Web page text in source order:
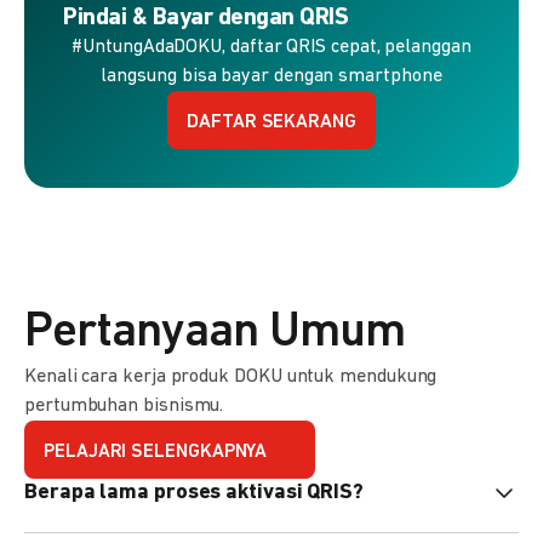
Pindai & Bayar dengan QRIS
#UntungAdaDOKU, daftar QRIS cepat, pelanggan
langsung bisa bayar dengan smartphone
DAFTAR SEKARANG
Pertanyaan Umum
Kenali cara kerja produk DOKU untuk mendukung
pertumbuhan bisnismu.
PELAJARI SELENGKAPNYA
Berapa lama proses aktivasi QRIS?